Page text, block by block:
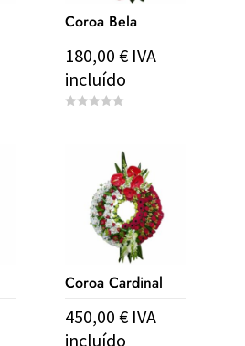
Coroa Bela
180,00€ IVA
incluído
Coroa Cardinal
450,00€ IVA
incluído